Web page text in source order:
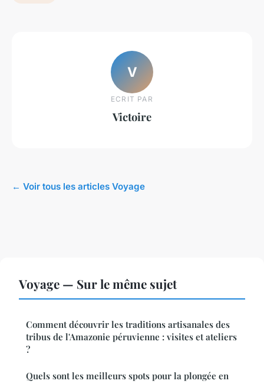
V
ECRIT PAR
Victoire
← Voir tous les articles Voyage
Voyage — Sur le même sujet
Comment découvrir les traditions artisanales des
tribus de l'Amazonie péruvienne : visites et ateliers
?
Quels sont les meilleurs spots pour la plongée en